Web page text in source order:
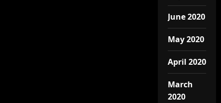
June 2020
May 2020
April 2020
March
2020